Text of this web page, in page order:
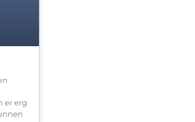
er erg